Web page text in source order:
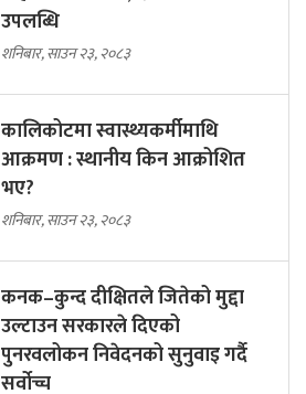
उपलब्धि
शनिबार, साउन २३, २०८३
कालिकोटमा स्वास्थ्यकर्मीमाथि
आक्रमण : स्थानीय किन आक्रोशित
भए?
शनिबार, साउन २३, २०८३
कनक–कुन्द दीक्षितले जितेको मुद्दा
उल्टाउन सरकारले दिएको
पुनरवलोकन निवेदनको सुनुवाइ गर्दै
सर्वोच्च